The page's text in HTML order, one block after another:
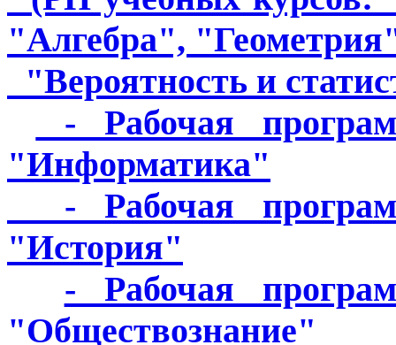
"Алгебра",
"Вероятность и
- Рабочая
"Информатика"
- Рабочая
"История"
- Рабочая
"Обществознание"